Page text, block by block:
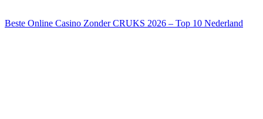
Beste Online Casino Zonder CRUKS 2026 – Top 10 Nederland